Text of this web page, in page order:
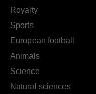
Royalty
Sports
European football
Animals
Science
Natural sciences